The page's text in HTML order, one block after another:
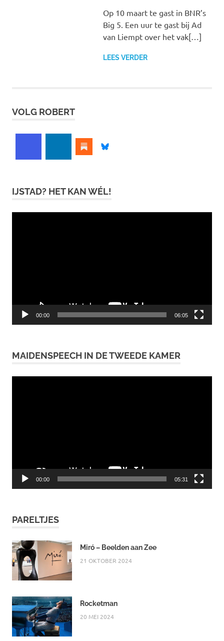
Op 10 maart te gast in BNR’s
Big 5. Een uur te gast bij Ad
van Liempt over het vak[…]
LEES VERDER
VOLG ROBERT
IJSTAD? HET KAN WÉL!
00:00 06:05
MAIDENSPEECH IN DE TWEEDE KAMER
00:00 05:31
PARELTJES
Miró – Beelden aan Zee
21 OKTOBER 2024
Rocketman
20 MEI 2024